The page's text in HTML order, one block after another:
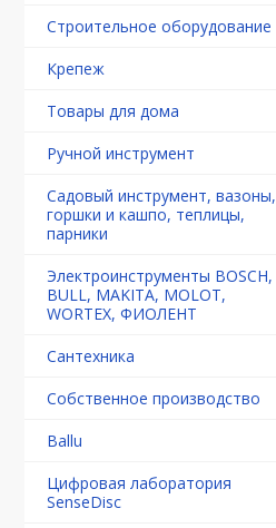
Строительное оборудование
Крепеж
Товары для дома
Ручной инструмент
Садовый инструмент, вазоны,
горшки и кашпо, теплицы,
парники
Электроинструменты BOSCH,
BULL, MAKITA, MOLOT,
WORTEX, ФИОЛЕНТ
Сантехника
Собственное производство
Ballu
Цифровая лаборатория
SenseDisc